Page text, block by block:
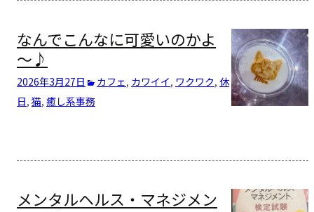
なんでこんなに可愛いのかよ
～♪
2026年3月27日 カフェ, カワイイ, ワクワク, 休
日, 猫, 癒し系事務
メンタルヘルス・マネジメン